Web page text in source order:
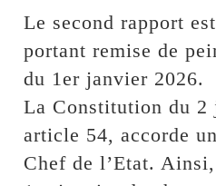
Le second rapport
portant remise de
du 1er janvier 2026.
La Constitution du 2
article 54, accorde
Chef de l’Etat.